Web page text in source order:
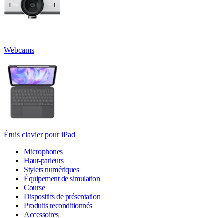
Webcams
Étuis clavier pour iPad
Microphones
Haut-parleurs
Stylets numériques
Équipement de simulation
Course
Dispositifs de présentation
Produits reconditionnés
Accessoires